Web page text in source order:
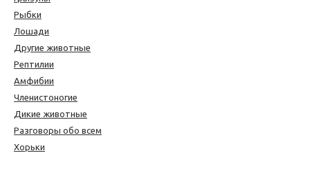
Рыбки
Лошади
Другие животные
Рептилии
Амфибии
Членистоногие
Дикие животные
Разговоры обо всем
Хорьки